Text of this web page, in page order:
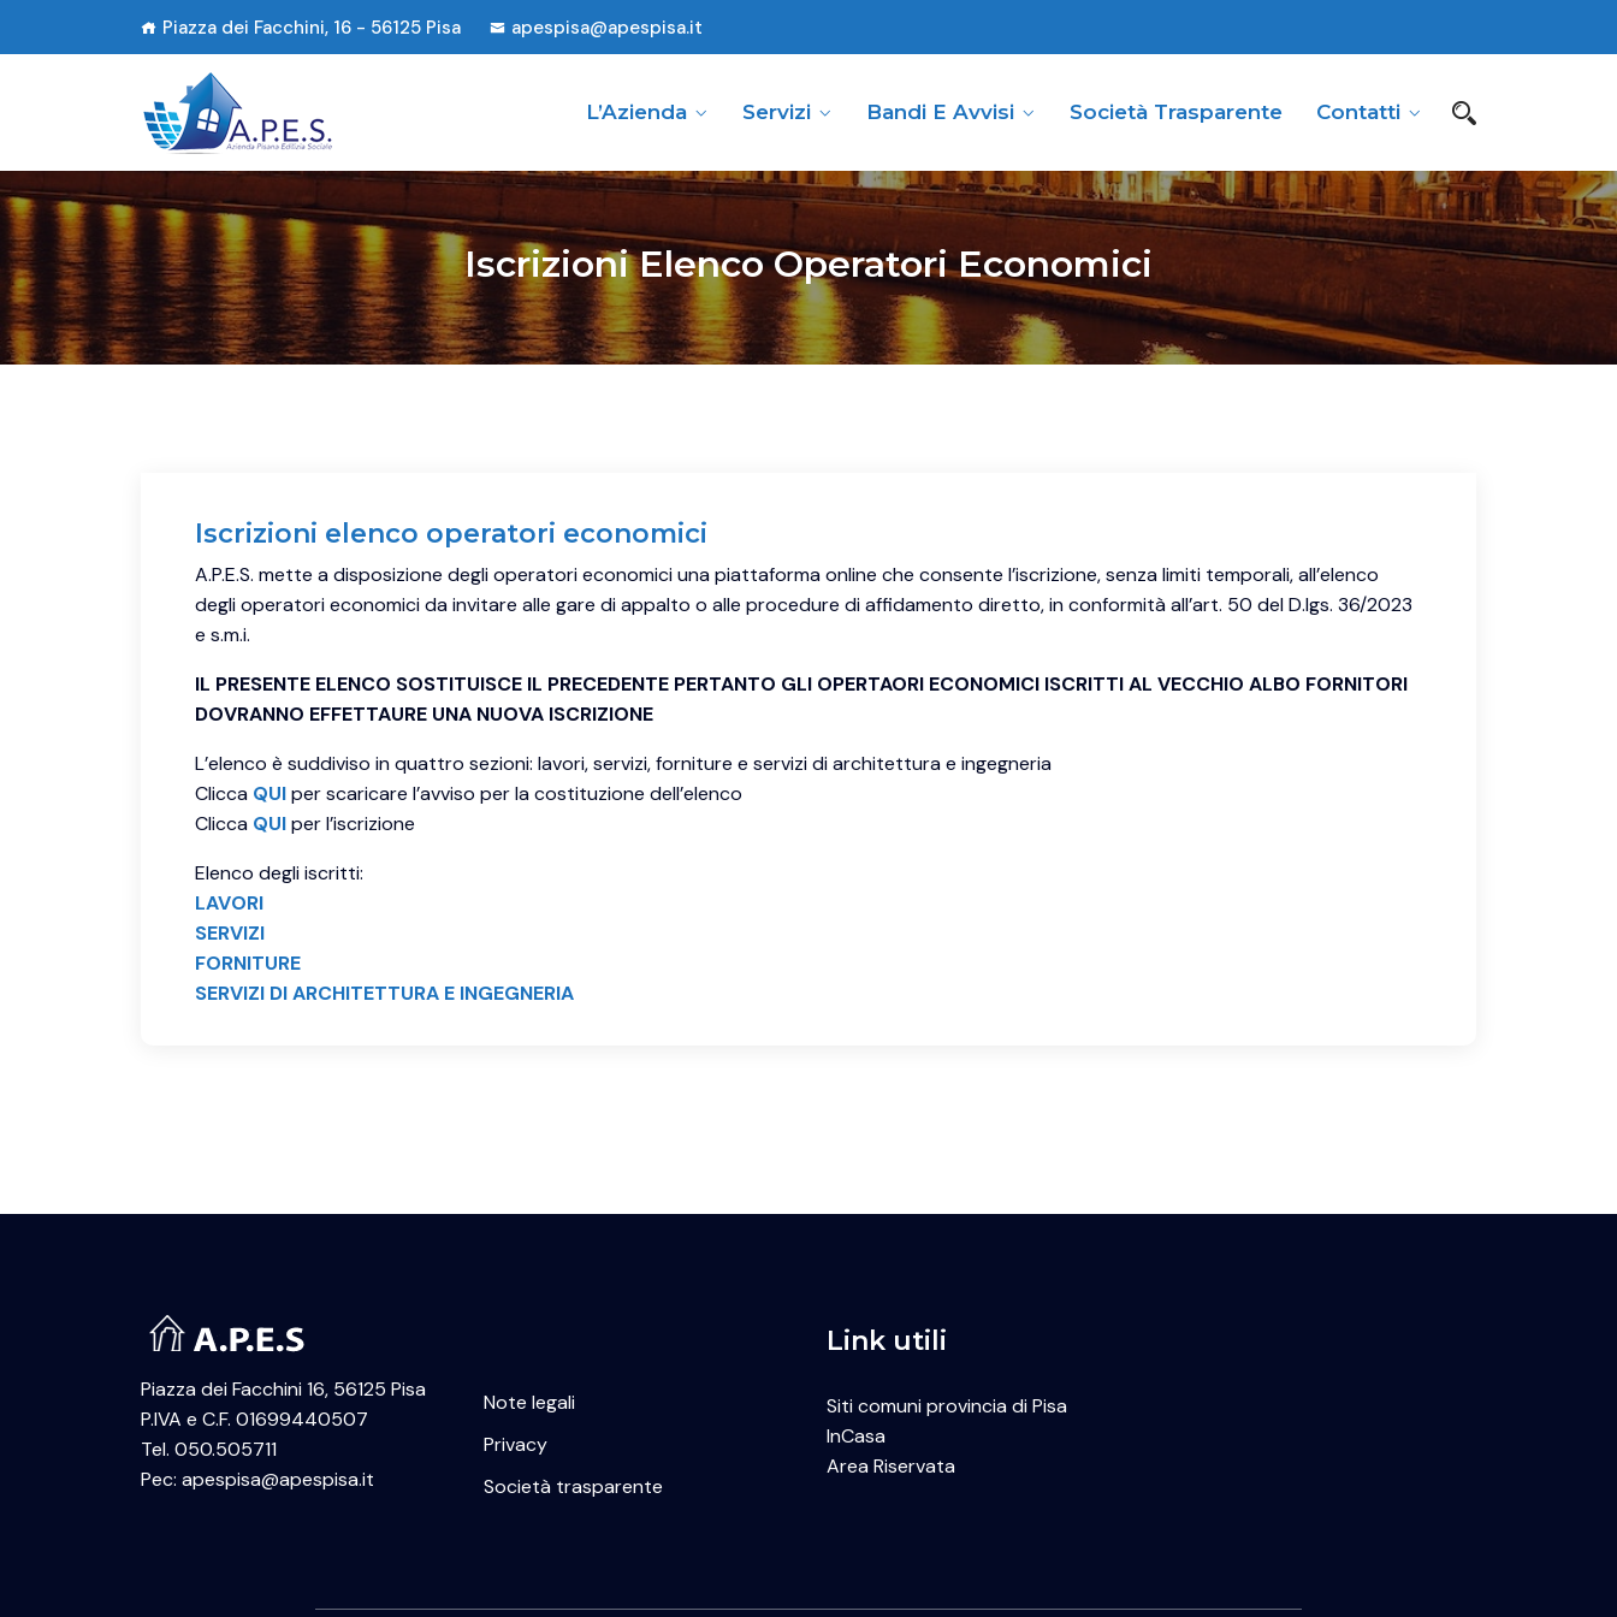
Piazza dei Facchini, 16 - 56125 Pisa apespisa@apespisa.it
L’Azienda Servizi Bandi E Avvisi Società Trasparente Contatti
Iscrizioni Elenco Operatori Economici
Iscrizioni elenco operatori economici
A.P.E.S. mette a disposizione degli operatori economici una piattaforma online che consente l’iscrizione, senza limiti temporali, all’elenco
degli operatori economici da invitare alle gare di appalto o alle procedure di affidamento diretto, in conformità all’art. 50 del D.lgs. 36/2023
e s.m.i.
IL PRESENTE ELENCO SOSTITUISCE IL PRECEDENTE PERTANTO GLI OPERTAORI ECONOMICI ISCRITTI AL VECCHIO ALBO FORNITORI
DOVRANNO EFFETTAURE UNA NUOVA ISCRIZIONE
L’elenco è suddiviso in quattro sezioni: lavori, servizi, forniture e servizi di architettura e ingegneria
Clicca QUIper scaricare l’avviso per la costituzione dell’elenco
Clicca QUIper l’iscrizione
Elenco degli iscritti:
LAVORI
SERVIZI
FORNITURE
SERVIZI DI ARCHITETTURA E INGEGNERIA
Piazza dei Facchini 16, 56125 Pisa
P.IVA e C.F. 01699440507
Tel. 050.505711
Pec: apespisa@apespisa.it
Note legali
Privacy
Società trasparente
Link utili
Siti comuni provincia di Pisa
InCasa
Area Riservata